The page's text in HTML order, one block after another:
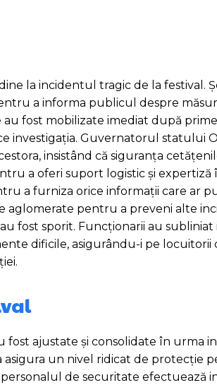
la incidentul tragic de la festival.
a informa publicul despre
fost mobilizate imediat după
investigația. Guvernatorul statului
insistând că siguranța
a oferi suport logistic și
a furniza orice informații care ar
aglomerate pentru a preveni alte
fost sporit. Funcționarii au
dificile, asigurându-i pe locuitorii
fost ajustate și consolidate în urma
un nivel ridicat de protecție
de securitate efectuează